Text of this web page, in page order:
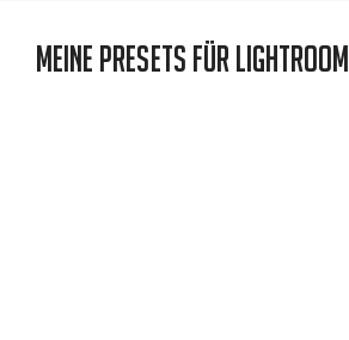
Meine Presets für Lightroom